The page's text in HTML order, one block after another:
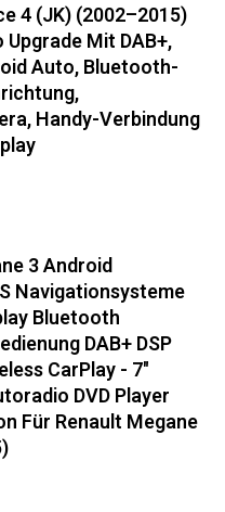
4 (JK) (2002–2015)
Mit DAB+,
Auto, Bluetooth-
Handy-Verbindung
3 Android
Navigationsysteme
Bluetooth
DAB+ DSP
CarPlay - 7"
DVD Player
Für Renault Megane